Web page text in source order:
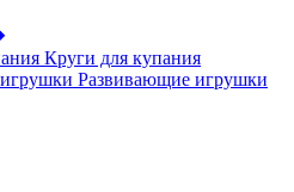
Круги для купания
Развивающие игрушки